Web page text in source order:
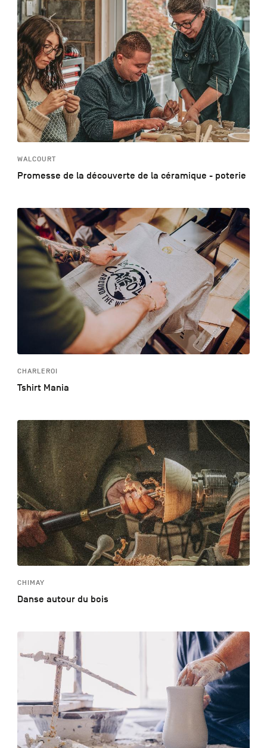
WALCOURT
Promesse de la découverte de la céramique - poterie
CHARLEROI
Tshirt Mania
CHIMAY
Danse autour du bois